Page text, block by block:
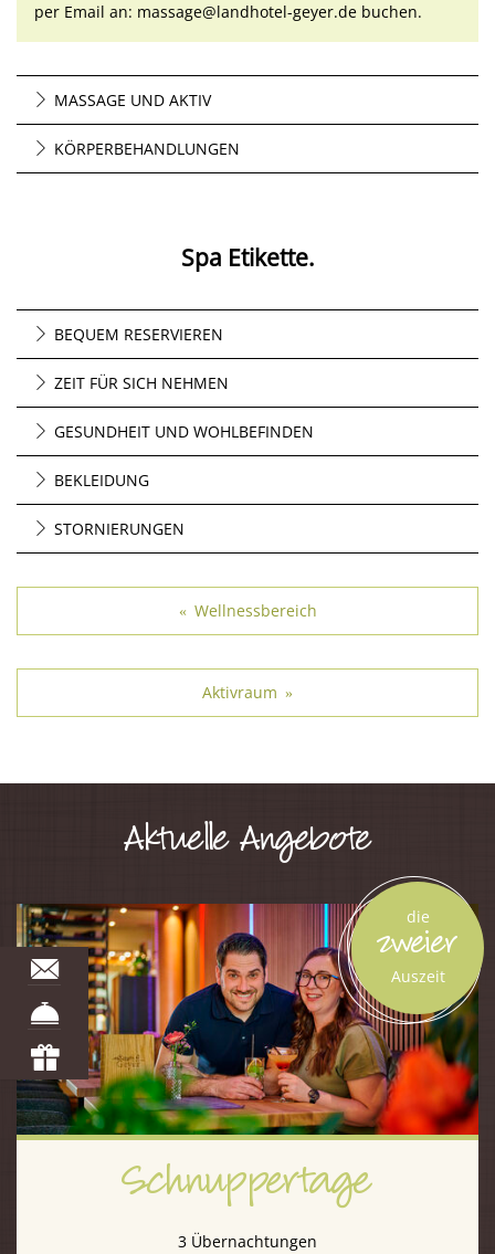
per Email an: massage@landhotel-geyer.de buchen.
MASSAGE UND AKTIV
KÖRPERBEHANDLUNGEN
Spa Etikette.
BEQUEM RESERVIEREN
ZEIT FÜR SICH NEHMEN
GESUNDHEIT UND WOHLBEFINDEN
BEKLEIDUNG
STORNIERUNGEN
« Wellnessbereich
Aktivraum »
Aktuelle Angebote
Schnuppertage
3 Übernachtungen
die
zweier
Auszeit